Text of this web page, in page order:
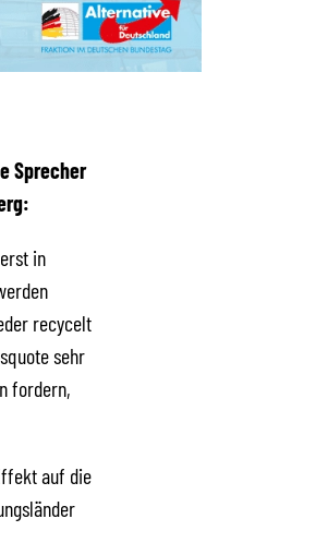
Sprecher
in
recycelt
sehr
fordern,
auf die